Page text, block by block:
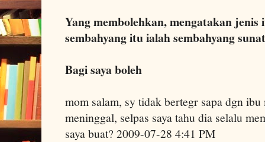
Yang membolehkan, mengatakan
sembahyang itu ialah sembahyang
Bagi saya boleh
mom salam, sy tidak bertegr sapa dgn
meninggal, selpas saya tahu dia selalu
saya buat? 2009-07-28 4:41 PM